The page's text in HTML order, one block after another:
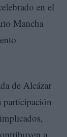
en el
Mancha
de Alcázar
participación
a